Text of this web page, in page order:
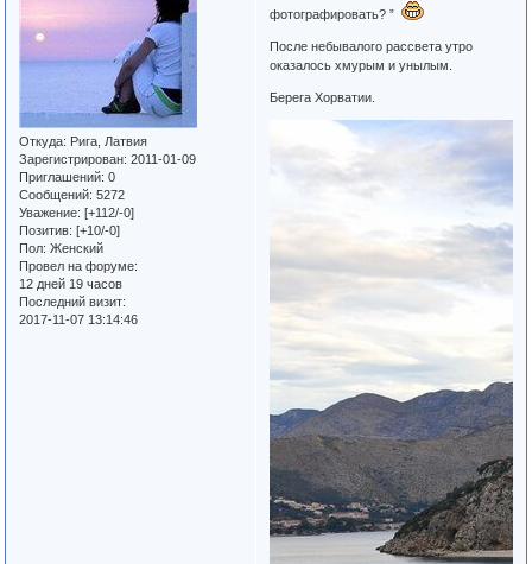
Откуда: Рига, Латвия
Зарегистрирован: 2011-01-09
Приглашений: 0
Сообщений: 5272
Уважение: [+112/-0]
Позитив: [+10/-0]
Пол: Женский
Провел на форуме:
12 дней 19 часов
Последний визит:
2017-11-07 13:14:46
фотографировать? ”
После небывалого рассвета утро
оказалось хмурым и унылым.
Берега Хорватии.